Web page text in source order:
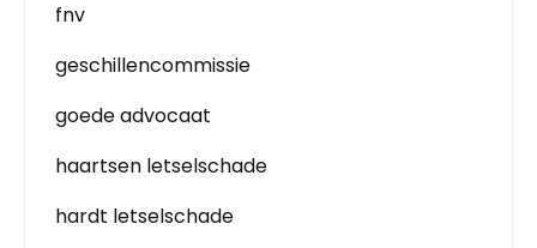
fnv
geschillencommissie
goede advocaat
haartsen letselschade
hardt letselschade